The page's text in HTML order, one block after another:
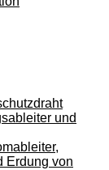
und
Erdung von